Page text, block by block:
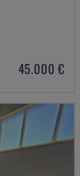
45.000 €